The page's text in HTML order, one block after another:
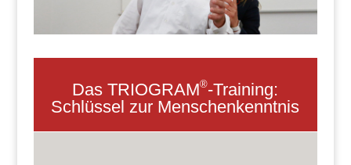
Das TRIOGRAM®-Training:
Schlüssel zur Menschenkenntnis